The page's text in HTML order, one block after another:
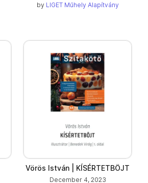
by LIGET Műhely Alapítvány
Vörös István | KÍSÉRTETBÖJT
December 4, 2023